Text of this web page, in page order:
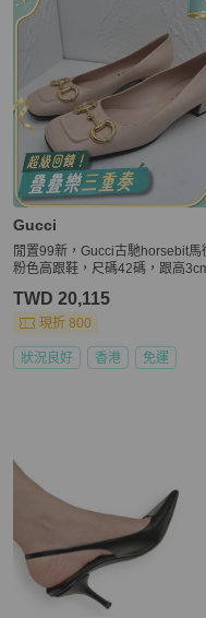
Gucci
閒置99新，Gucci古馳horsebit馬
粉色高跟鞋，尺碼42碼，跟高
TWD 20,115
現折 800
狀況良好 香港 免運